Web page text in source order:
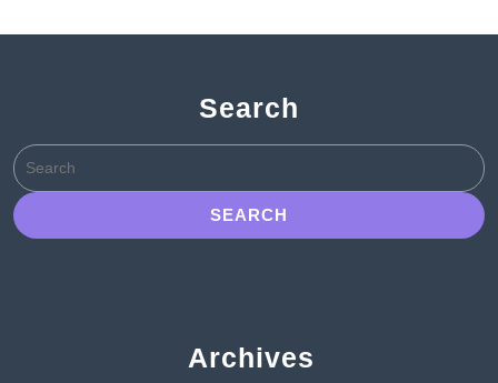
Search
Search
for:
Archives